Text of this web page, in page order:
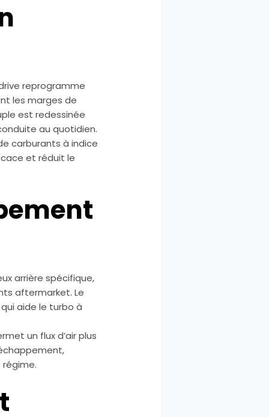
reprogramme
les marges de
est redessinée
au quotidien.
carburants à indice
et réduit le
arrière spécifique,
aftermarket. Le
aide le turbo à
un flux d’air plus